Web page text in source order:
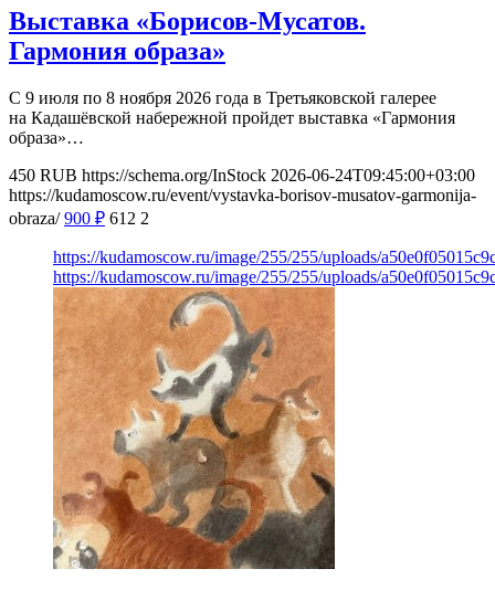
Выставка «Борисов-Мусатов.
Гармония образа»
С 9 июля по 8 ноября 2026 года в Третьяковской галерее
на Кадашёвской набережной пройдет выставка «Гармония
образа»…
450 RUB https://schema.org/InStock 2026-06-24T09:45:00+03:00
https://kudamoscow.ru/event/vystavka-borisov-musatov-garmonija-
obraza/ 900 ₽ 612 2
https://kudamoscow.ru/image/255/255/uploads/
https://kudamoscow.ru/image/255/255/uploads/